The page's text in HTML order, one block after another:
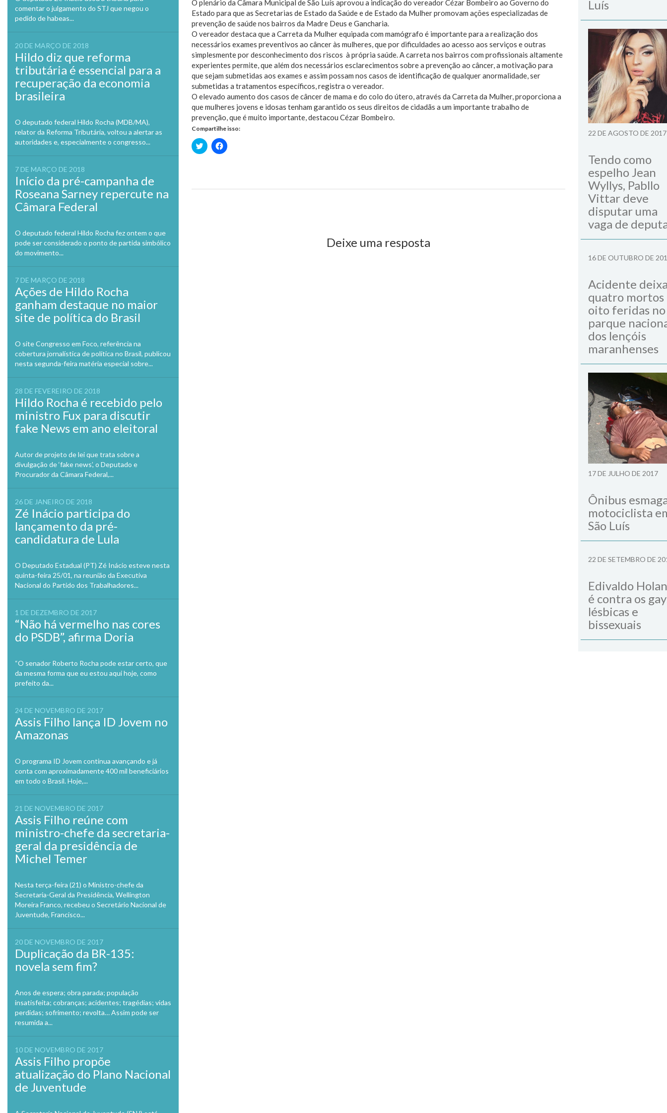
comentar o julgamento do STJ que negou o
pedido de habeas...
20 DE MARÇO DE 2018
Hildo diz que reforma
tributária é essencial para a
recuperação da economia
brasileira
O deputado federal Hildo Rocha (MDB/MA),
relator da Reforma Tributária, voltou a alertar as
autoridades e, especialmente o congresso...
7 DE MARÇO DE 2018
Início da pré-campanha de
Roseana Sarney repercute na
Câmara Federal
O deputado federal Hildo Rocha fez ontem o que
pode ser considerado o ponto de partida simbólico
do movimento...
7 DE MARÇO DE 2018
Ações de Hildo Rocha
ganham destaque no maior
site de política do Brasil
O site Congresso em Foco, referência na
cobertura jornalística de política no Brasil, publicou
nesta segunda-feira matéria especial sobre...
28 DE FEVEREIRO DE 2018
Hildo Rocha é recebido pelo
ministro Fux para discutir
fake News em ano eleitoral
Autor de projeto de lei que trata sobre a
divulgação de ‘fake news’, o Deputado e
Procurador da Câmara Federal,...
26 DE JANEIRO DE 2018
Zé Inácio participa do
lançamento da pré-
candidatura de Lula
O Deputado Estadual (PT) Zé Inácio esteve nesta
quinta-feira 25/01, na reunião da Executiva
Nacional do Partido dos Trabalhadores...
1 DE DEZEMBRO DE 2017
“Não há vermelho nas cores
do PSDB”, afirma Doria
“O senador Roberto Rocha pode estar certo, que
da mesma forma que eu estou aqui hoje, como
prefeito da...
24 DE NOVEMBRO DE 2017
Assis Filho lança ID Jovem no
Amazonas
O programa ID Jovem continua avançando e já
conta com aproximadamente 400 mil beneficiários
em todo o Brasil. Hoje,...
21 DE NOVEMBRO DE 2017
Assis Filho reúne com
ministro-chefe da secretaria-
geral da presidência de
Michel Temer
Nesta terça-feira (21) o Ministro-chefe da
Secretaria-Geral da Presidência, Wellington
Moreira Franco, recebeu o Secretário Nacional de
Juventude, Francisco...
20 DE NOVEMBRO DE 2017
Duplicação da BR-135:
novela sem fim?
Anos de espera; obra parada; população
insatisfeita; cobranças; acidentes; tragédias; vidas
perdidas; sofrimento; revolta… Assim pode ser
resumida a...
10 DE NOVEMBRO DE 2017
Assis Filho propõe
atualização do Plano Nacional
de Juventude
O plenário da Câmara Municipal de São Luís aprovou a indicação do vereador Cézar Bombeiro ao Governo do
Estado para que as Secretarias de Estado da Saúde e de Estado da Mulher promovam ações especializadas de
prevenção de saúde nos bairros da Madre Deus e Gancharia.
O vereador destaca que a Carreta da Mulher equipada com mamógrafo é importante para a realização dos
necessários exames preventivos ao câncer às mulheres, que por dificuldades ao acesso aos serviços e outras
simplesmente por desconhecimento dos riscos à própria saúde. A carreta nos bairros com profissionais altamente
experientes permite, que além dos necessários esclarecimentos sobre a prevenção ao câncer, a motivação para
que sejam submetidas aos exames e assim possam nos casos de identificação de qualquer anormalidade, ser
submetidas a tratamentos específicos, registra o vereador.
O elevado aumento dos casos de câncer de mama e do colo do útero, através da Carreta da Mulher, proporciona a
que mulheres jovens e idosas tenham garantido os seus direitos de cidadãs a um importante trabalho de
prevenção, que é muito importante, destacou Cézar Bombeiro.
Compartilhe isso:
Clique
para
janela)
Clique
para
janela)
Deixe uma resposta
Luís
22 DE AGOSTO DE 2017
Tendo como
espelho Jean
Wyllys, Pabllo
Vittar deve
disputar uma
vaga de
16 DE OUTUBRO DE
Acidente
quatro mortos
oito feridas no
parque
dos lençóis
maranhenses
17 DE JULHO DE 2017
Ônibus
motociclista
São Luís
22 DE SETEMBRO DE
Edivaldo
é contra os
lésbicas e
bissexuais